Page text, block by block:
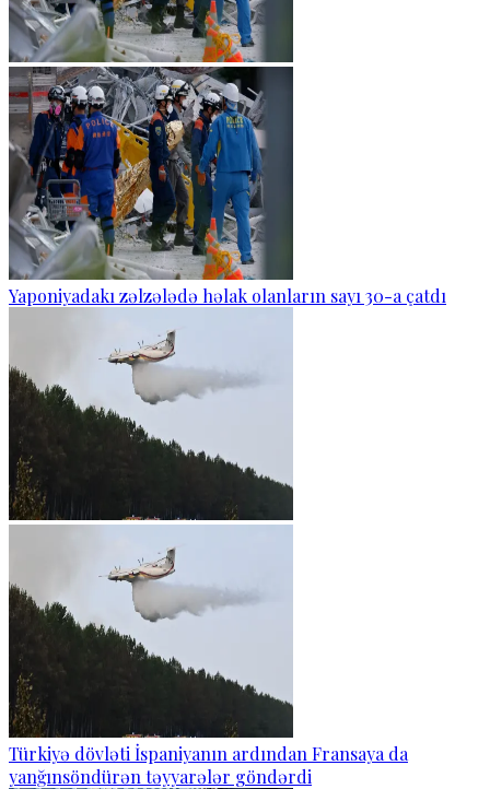
Yaponiyadakı zəlzələdə həlak olanların sayı 30-a çatdı
Türkiyə dövləti İspaniyanın ardından Fransaya da
yanğınsöndürən təyyarələr göndərdi